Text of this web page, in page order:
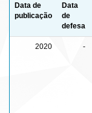
Data de
publicação
Data
de
defesa
2020 -